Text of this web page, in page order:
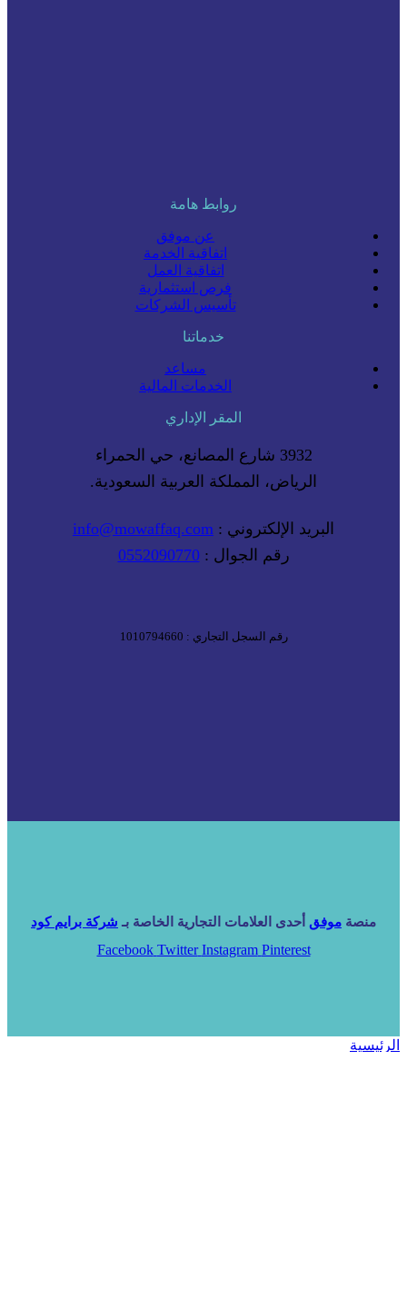
روابط هامة
عن موفق
اتفاقية الخدمة
اتفاقية العمل
فرص استثمارية
تأسيس الشركات
خدماتنا
مساعد
الخدمات المالية
المقر الإداري
3932 شارع المصانع، حي الحمراء
الرياض، المملكة العربية السعودية.
البريد الإلكتروني : info@mowaffaq.com
رقم الجوال :0552090770
رقم السجل التجاري : 1010794660
منصة موفق أحدى العلامات التجارية الخاصة بـ شركة برايم كود
Facebook Twitter Instagram Pinterest
الرئيسية